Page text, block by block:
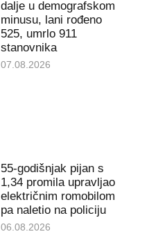
dalje u demografskom
minusu, lani rođeno
525, umrlo 911
stanovnika
07.08.2026
55-godišnjak pijan s
1,34 promila upravljao
električnim romobilom
pa naletio na policiju
06.08.2026